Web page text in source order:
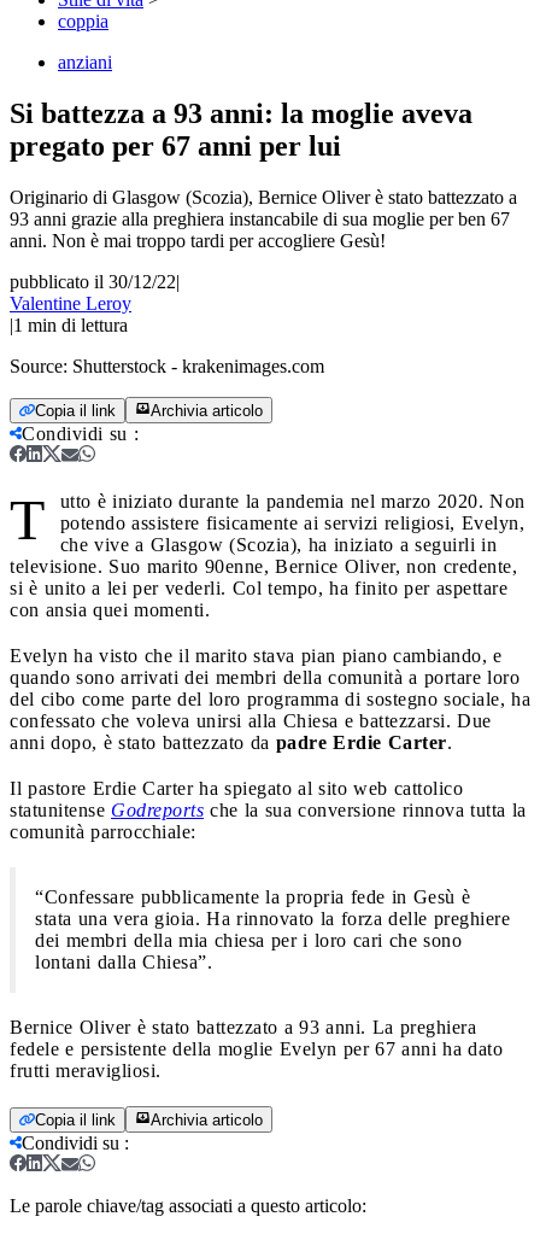
coppia
anziani
Si battezza a 93 anni: la moglie aveva
pregato per 67 anni per lui
Originario di Glasgow (Scozia), Bernice Oliver è stato battezzato a
93 anni grazie alla preghiera instancabile di sua moglie per ben 67
anni. Non è mai troppo tardi per accogliere Gesù!
pubblicato il 30/12/22|
Valentine Leroy
|1 min di lettura
Source: Shutterstock - krakenimages.com
Copia il link Archivia articolo
Condividi su :
T
utto è iniziato durante la pandemia nel marzo 2020. Non
potendo assistere fisicamente ai servizi religiosi, Evelyn,
che vive a Glasgow (Scozia), ha iniziato a seguirli in
televisione. Suo marito 90enne, Bernice Oliver, non credente,
si è unito a lei per vederli. Col tempo, ha finito per aspettare
con ansia quei momenti.
Evelyn ha visto che il marito stava pian piano cambiando, e
quando sono arrivati dei membri della comunità a portare loro
del cibo come parte del loro programma di sostegno sociale, ha
confessato che voleva unirsi alla Chiesa e battezzarsi. Due
anni dopo, è stato battezzato da padre Erdie Carter.
Il pastore Erdie Carter ha spiegato al sito web cattolico
statunitense Godreports che la sua conversione rinnova tutta la
comunità parrocchiale:
“Confessare pubblicamente la propria fede in Gesù è
stata una vera gioia. Ha rinnovato la forza delle preghiere
dei membri della mia chiesa per i loro cari che sono
lontani dalla Chiesa”.
Bernice Oliver è stato battezzato a 93 anni. La preghiera
fedele e persistente della moglie Evelyn per 67 anni ha dato
frutti meravigliosi.
Copia il link Archivia articolo
Condividi su :
Le parole chiave/tag associati a questo articolo: